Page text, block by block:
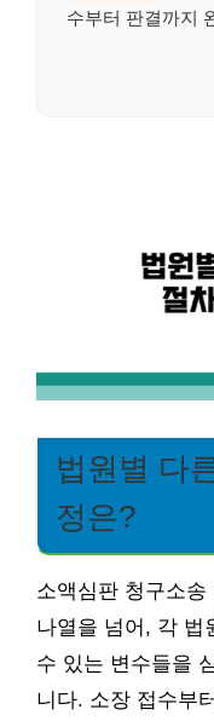
수부터 판결까지
법원별 다
정은?
소액심판 청구소
나열을 넘어, 각 법
수 있는 변수들을
니다. 소장 접수부